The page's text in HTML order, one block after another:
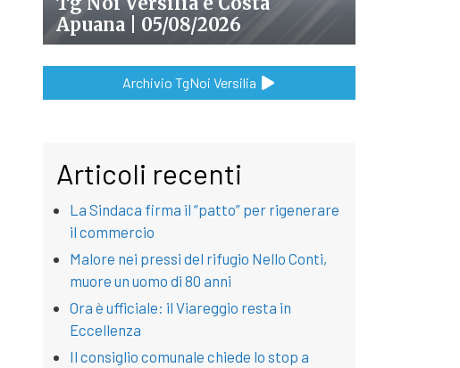
Apuana | 05/08/2026
Archivio TgNoi Versilia
Articoli recenti
La Sindaca firma il “patto” per rigenerare
il commercio
Malore nei pressi del rifugio Nello Conti,
muore un uomo di 80 anni
Ora è ufficiale: il Viareggio resta in
Eccellenza
Il consiglio comunale chiede lo stop a